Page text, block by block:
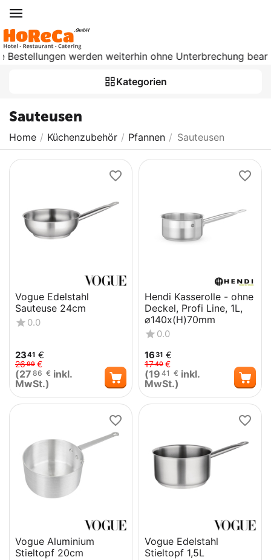
werden weiterhin ohne Unterbrechung
Kategorien
Sauteusen
Home / Küchenzubehör / Pfannen / Sauteusen
Vogue Edelstahl
Sauteuse 24cm
0.0
2341 €
2699 €
(27 86 € inkl.
MwSt.)
Hendi Kasserolle - ohne
Deckel, Profi Line, 1L,
⌀140x(H)70mm
0.0
1631 €
1740 €
(19 41 € inkl.
MwSt.)
Vogue Aluminium
Stieltopf 20cm
Vogue Edelstahl
Stieltopf 1,5L